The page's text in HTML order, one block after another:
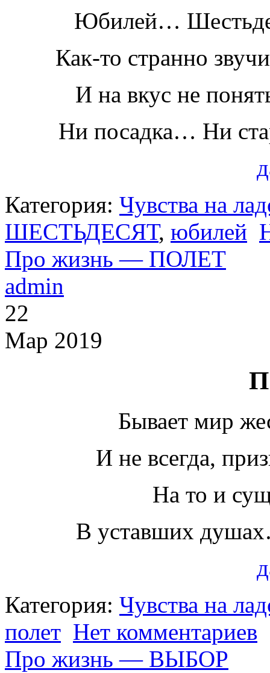
Юбилей…
Как-то странно
И на вкус не
Ни посадка… Ни
Категория: Чувства на
ШЕСТЬДЕСЯТ, юбилей
Про жизнь — ПОЛЕТ
admin
22
Мар 2019
Бывает мир
И не всегда,
На то и
В уставших
Категория: Чувства на
полет Нет комментариев
Про жизнь — ВЫБОР